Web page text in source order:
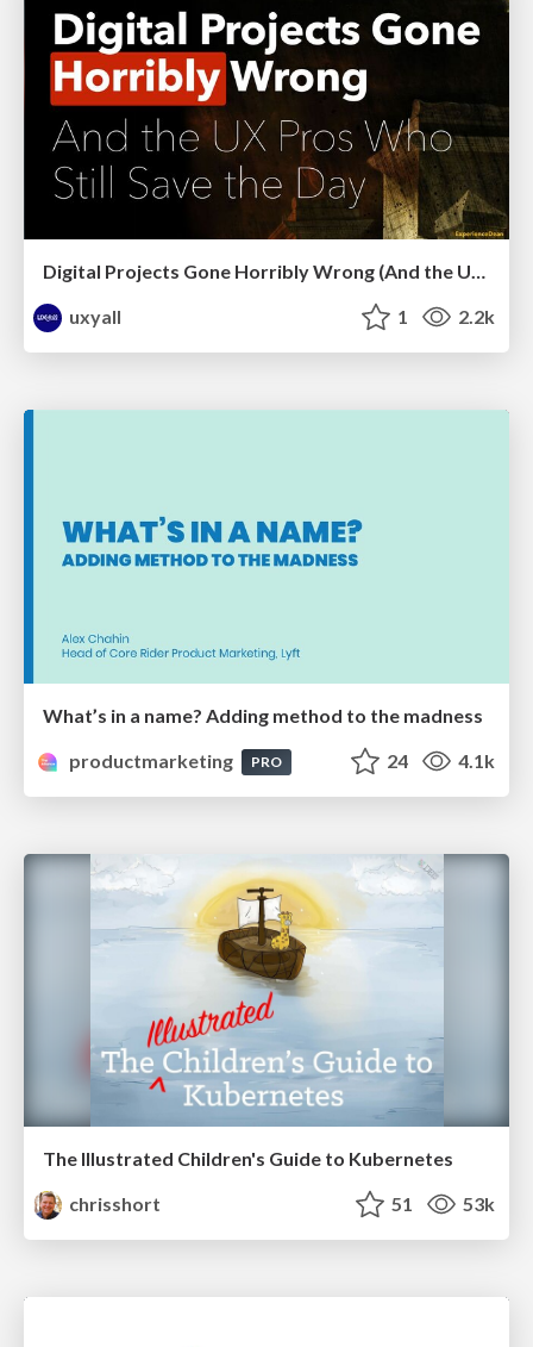
Digital Projects Gone Horribly Wrong (And the UX Pros Who Still Save the Day) - Dean Schuster
uxyall
1 2.2k
What’s in a name? Adding method to the madness
productmarketing
PRO 24 4.1k
The Illustrated Children's Guide to Kubernetes
chrisshort
51 53k